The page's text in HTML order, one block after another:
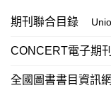
期刊聯合目錄
CONCERT電子期
全國圖書書目資訊網